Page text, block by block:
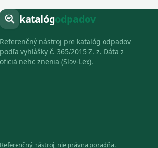
katalógodpadov
Referenčný nástroj pre katalóg odpadov
podľa vyhlášky č. 365/2015 Z. z. Dáta z
oficiálneho znenia (Slov-Lex).
Referenčný nástroj, nie právna poradňa.